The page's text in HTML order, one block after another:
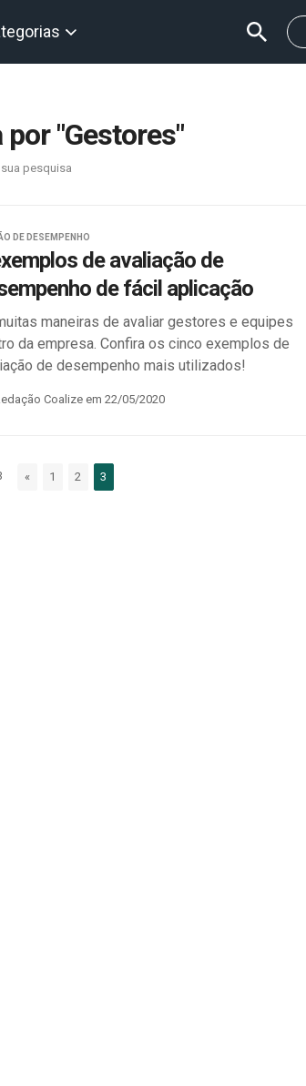
"Gestores"
pesquisa
DE DESEMPENHO
de avaliação de
de fácil aplicação
maneiras de avaliar gestores e equipes
da empresa. Confira os cinco exemplos de
de desempenho mais utilizados!
Coalize em 22/05/2020
« 1 2 3